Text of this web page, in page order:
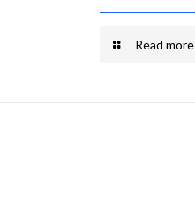
Read more